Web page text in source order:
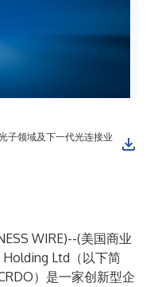
子领域及下一代光连接业
WIRE)--(美国商业
Holding Ltd （以下简
）是一家创新型企